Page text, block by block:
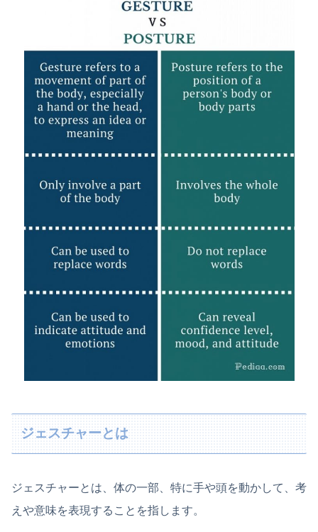
ジェスチャーとは
ジェスチャーとは、体の一部、特に手や頭を動かして、考
えや意味を表現することを指します。